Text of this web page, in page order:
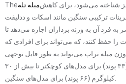
Theمیله تلهشناخته می‌شود، برای کاهش
ترکیبی سنگین مانند اسکات و ددلیفت
آن به وزنه برداران اجازه می‌دهد تا
حفظ کنند، که می‌تواند برای افرادی که
میله تراپ می‌تواند به طور قابل توجهی
متفاوت باشد، از ۱۵ کیلوگرم (۳۳ پوند) برای مدل‌های کوچکتر تا بیش از ۳۰